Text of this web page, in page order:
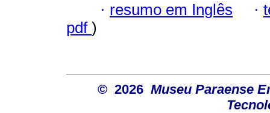
· resumo em Inglês ·
pdf )
© 2026 Museu Paraense